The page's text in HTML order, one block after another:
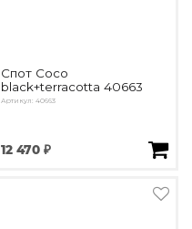
Спот Coco
black+terracotta 40663
Артикул: 40663
12 470 ₽